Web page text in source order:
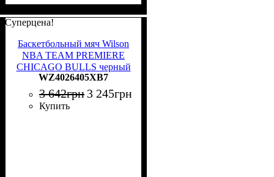
Суперцена!
Баскетбольный мяч Wilson
NBA TEAM PREMIERE
CHICAGO BULLS черный
Размер 7 WZ4026405XB7
WZ4026405XB7
3 642грн 3 245грн
Купить